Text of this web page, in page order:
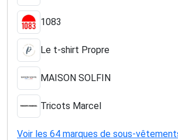
1083
Le t-shirt Propre
MAISON SOLFIN
Tricots Marcel
Voir les 64 marques de sous-